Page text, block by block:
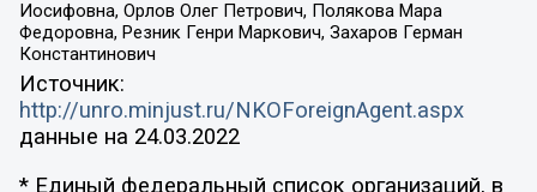
Иосифовна, Орлов Олег Петрович, Полякова Мара
Федоровна, Резник Генри Маркович, Захаров Герман
Константинович
Источник:
http://unro.minjust.ru/NKOForeignAgent.aspx
данные на 24.03.2022
* Единый федеральный список организаций, в